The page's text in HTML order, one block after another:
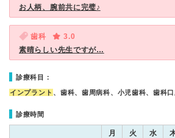
お人柄、腕前共に完璧♪
歯科
3.0
素晴らしい先生ですが…
診療科目：
インプラント 、歯科、歯周病科、小児歯科、歯科
診療時間
月 火 水